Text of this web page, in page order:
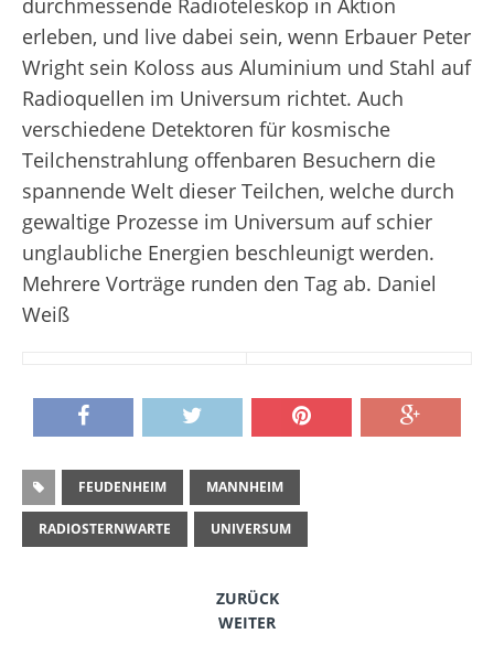
durchmessende Radioteleskop in Aktion
erleben, und live dabei sein, wenn Erbauer Peter
Wright sein Koloss aus Aluminium und Stahl auf
Radioquellen im Universum richtet. Auch
verschiedene Detektoren für kosmische
Teilchenstrahlung offenbaren Besuchern die
spannende Welt dieser Teilchen, welche durch
gewaltige Prozesse im Universum auf schier
unglaubliche Energien beschleunigt werden.
Mehrere Vorträge runden den Tag ab. Daniel
Weiß
FEUDENHEIM MANNHEIM
RADIOSTERNWARTE UNIVERSUM
ZURÜCK
WEITER